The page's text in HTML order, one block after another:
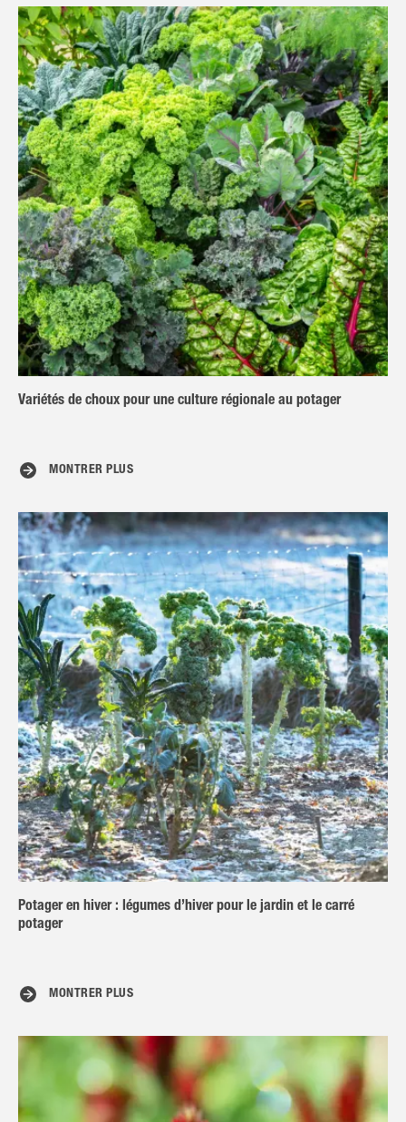
Variétés de choux pour une culture régionale au potager
MONTRER PLUS
Potager en hiver : légumes d’hiver pour le jardin et le carré
potager
MONTRER PLUS